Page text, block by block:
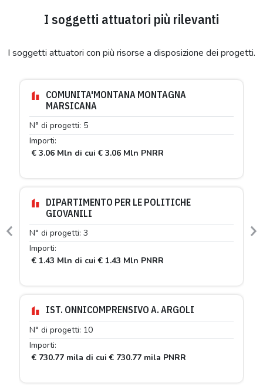
I soggetti attuatori più rilevanti
I soggetti attuatori con più risorse a disposizione dei progetti.
COMUNITA'MONTANA MONTAGNA
MARSICANA
N° di progetti: 5
Importi:
€ 3.06 Mln di cui € 3.06 Mln PNRR
DIPARTIMENTO PER LE POLITICHE
GIOVANILI
N° di progetti: 3
Importi:
€ 1.43 Mln di cui € 1.43 Mln PNRR
IST. ONNICOMPRENSIVO A. ARGOLI
N° di progetti: 10
Importi:
€ 730.77 mila di cui € 730.77 mila PNRR
Previous